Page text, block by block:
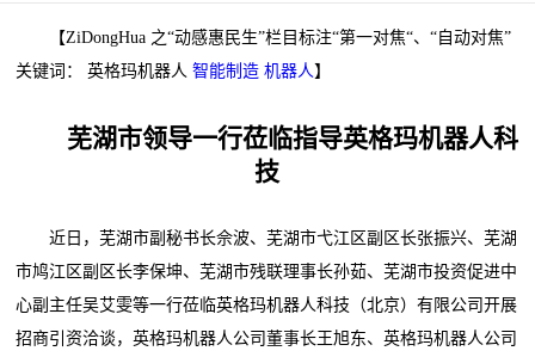
【ZiDongHua 之“动感惠民生”栏目标注“第一对焦“、“自动对焦”
关键词： 英格玛机器人智能制造 机器人 】
芜湖市领导一行莅临指导英格玛机器人科
技
近日，芜湖市副秘书长佘波、芜湖市弋江区副区长张振兴、芜湖
市鸠江区副区长李保坤、芜湖市残联理事长孙茹、芜湖市投资促进中
心副主任吴艾雯等一行莅临英格玛机器人科技（北京）有限公司开展
招商引资洽谈，英格玛机器人公司董事长王旭东、英格玛机器人公司